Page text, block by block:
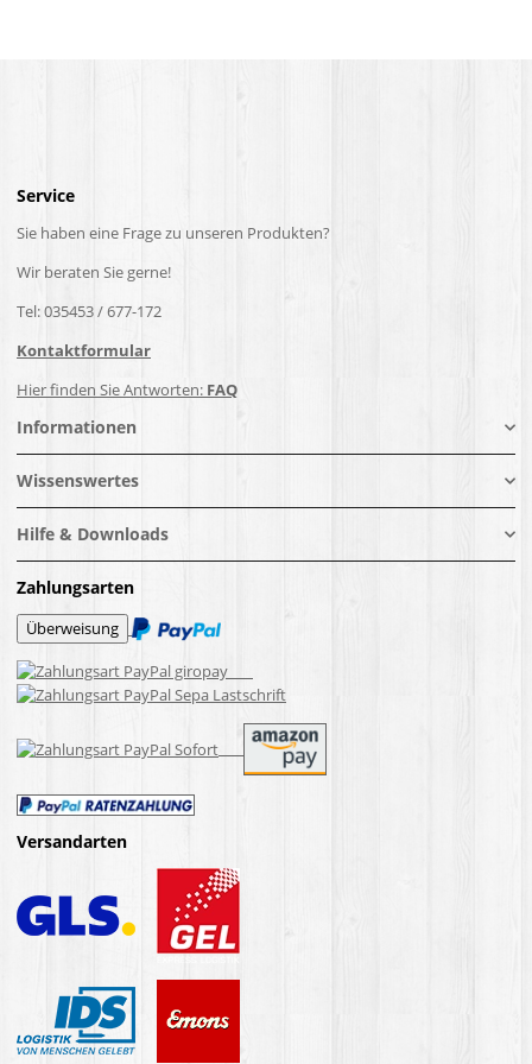
Service
Sie haben eine Frage zu unseren Produkten?
Wir beraten Sie gerne!
Tel: 035453 / 677-172
Kontaktformular
Hier finden Sie Antworten: FAQ
Informationen
Wissenswertes
Hilfe & Downloads
Zahlungsarten
Versandarten